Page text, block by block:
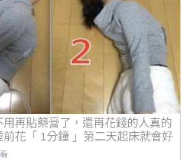
用再貼藥膏了，還再花錢的人真的
前花「 1分鐘 」第二天起床就會好